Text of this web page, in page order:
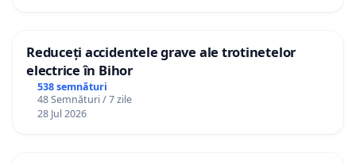
Reduceți accidentele grave ale trotinetelor
electrice în Bihor
538 semnături
48 Semnături / 7 zile
28 Jul 2026